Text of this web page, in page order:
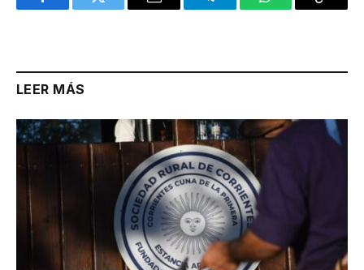
FacebookTwitter Email TelegramWhatsAppCopy
LEER MÁS